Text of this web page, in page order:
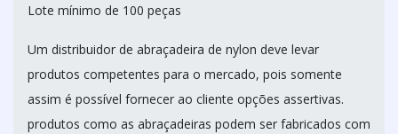
Lote mínimo de 100 peças
Um distribuidor de abraçadeira de nylon deve levar
produtos competentes para o mercado, pois somente
assim é possível fornecer ao cliente opções assertivas.
produtos como as abraçadeiras podem ser fabricados com